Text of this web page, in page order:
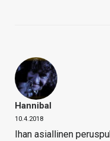
Hannibal
10.4.2018
Ihan asiallinen